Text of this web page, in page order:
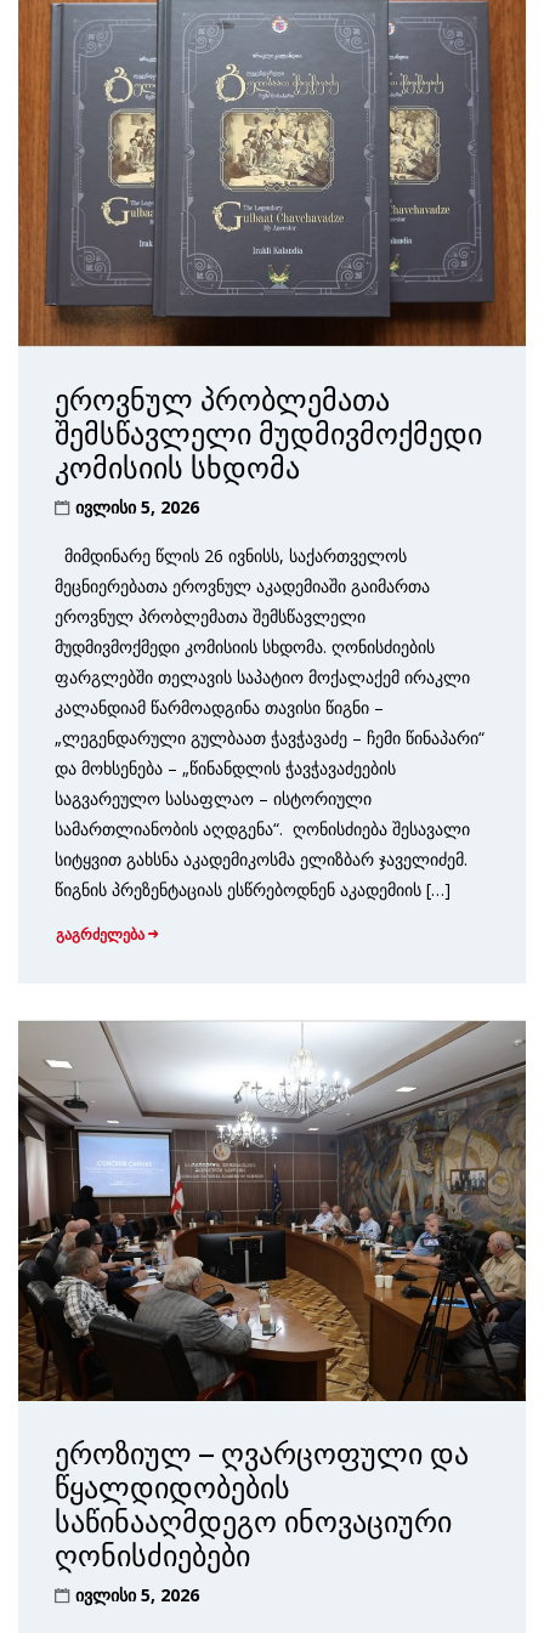
ეროვნულ პრობლემათა
შემსწავლელი მუდმივმოქმედი
კომისიის სხდომა
ივლისი 5, 2026
მიმდინარე წლის 26 ივნისს, საქართველოს
მეცნიერებათა ეროვნულ აკადემიაში გაიმართა
ეროვნულ პრობლემათა შემსწავლელი
მუდმივმოქმედი კომისიის სხდომა. ღონისძიების
ფარგლებში თელავის საპატიო მოქალაქემ ირაკლი
კალანდიამ წარმოადგინა თავისი წიგნი –
„ლეგენდარული გულბაათ ჭავჭავაძე – ჩემი წინაპარი“
და მოხსენება – „წინანდლის ჭავჭავაძეების
საგვარეულო სასაფლაო – ისტორიული
სამართლიანობის აღდგენა“. ღონისძიება შესავალი
სიტყვით გახსნა აკადემიკოსმა ელიზბარ ჯაველიძემ.
წიგნის პრეზენტაციას ესწრებოდნენ აკადემიის […]
გაგრძელება
ეროზიულ – ღვარცოფული და
წყალდიდობების
საწინააღმდეგო ინოვაციური
ღონისძიებები
ივლისი 5, 2026